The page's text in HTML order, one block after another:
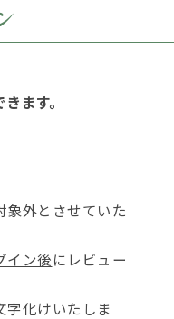
ます。
外とさせていた
イン後にレビュー
化けいたしま